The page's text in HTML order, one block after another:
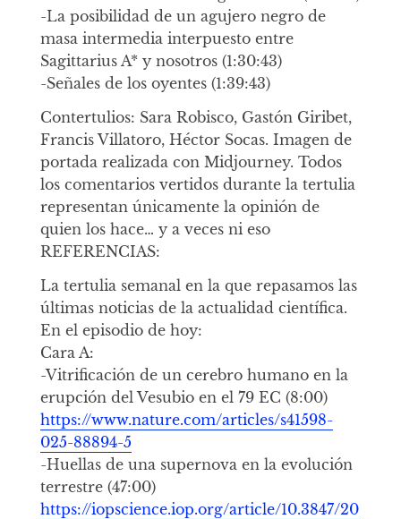
-La posibilidad de un agujero negro de
masa intermedia interpuesto entre
Sagittarius A* y nosotros (1:30:43)
-Señales de los oyentes (1:39:43)
Contertulios: Sara Robisco, Gastón Giribet,
Francis Villatoro, Héctor Socas. Imagen de
portada realizada con Midjourney. Todos
los comentarios vertidos durante la tertulia
representan únicamente la opinión de
quien los hace… y a veces ni eso
REFERENCIAS:
La tertulia semanal en la que repasamos las
últimas noticias de la actualidad científica.
En el episodio de hoy:
Cara A:
-Vitrificación de un cerebro humano en la
erupción del Vesubio en el 79 EC (8:00)
https://www.nature.com/articles/s41598-
025-88894-5
-Huellas de una supernova en la evolución
terrestre (47:00)
https://iopscience.iop.org/article/10.3847/20